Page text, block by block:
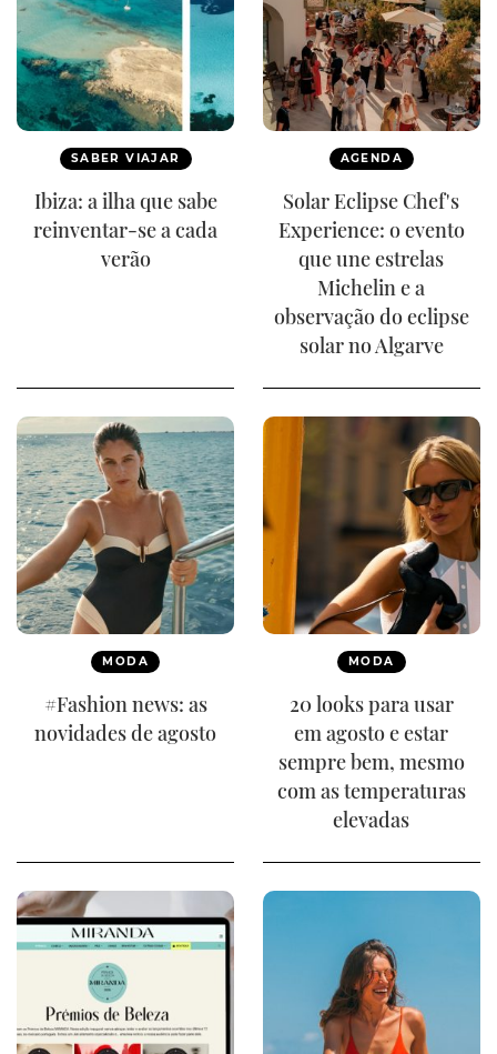
SABER VIAJAR
Ibiza: a ilha que sabe
reinventar-se a cada
verão
AGENDA
Solar Eclipse Chef's
Experience: o evento
que une estrelas
Michelin e a
observação do eclipse
solar no Algarve
MODA
#Fashion news: as
novidades de agosto
MODA
20 looks para usar
em agosto e estar
sempre bem, mesmo
com as temperaturas
elevadas